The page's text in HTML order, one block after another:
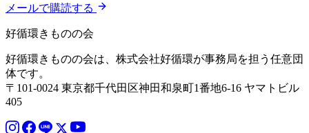
メールで購読する
好循環きものの会
好循環きものの会は、株式会社好循環が事務局を担う任意団
体です。
〒101-0024 東京都千代田区神田和泉町1番地6-16 ヤマトビル
405